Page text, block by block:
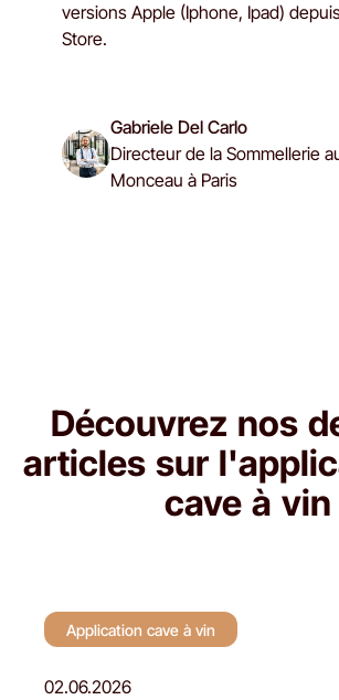
versions Apple (Iphone, Ipad)
Store.
Gabriele Del Carlo
Directeur de la Sommellerie
Monceau à Paris
Découvrez nos
articles sur
cave à vin
Application cave à vin
02.06.2026